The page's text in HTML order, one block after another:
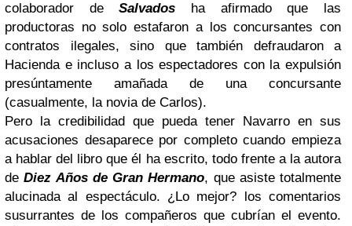
colaborador deSalvados
ha afirmado que las
productoras no solo estafaron a los concursantes con
contratos ilegales, sino que también defraudaron a
Hacienda e incluso a los espectadores con la expulsión
presúntamente amañada de una concursante
(casualmente, la novia de Carlos).
Pero la credibilidad que pueda tener Navarro en sus
acusaciones desaparece por completo cuando empieza
a hablar del libro que él ha escrito, todo frente a la autora
deDiez Años de Gran Hermano, que asiste totalmente
alucinada al espectáculo. ¿Lo mejor? los comentarios
susurrantes de los compañeros que cubrían el evento.